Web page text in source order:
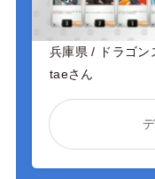
兵庫県 / ドラゴン
taeさん